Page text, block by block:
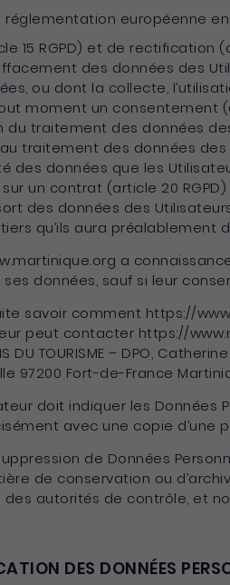
européenne
15 RGPD) et de rectification
des données des
ou dont la collecte,
moment un consentement
traitement des données
traitement des données des
des données que les
un contrat (article 20 RGPD)
des données des
qu’ils aura préalablement
a
ses données, sauf si leur
savoir comment https://
peut contacter https://
DU TOURISME – DPO,
97200 Fort-de-France
doit indiquer les
avec une copie d’une
de Données
de conservation ou
autorités de contrôle, et
DES DONNÉES